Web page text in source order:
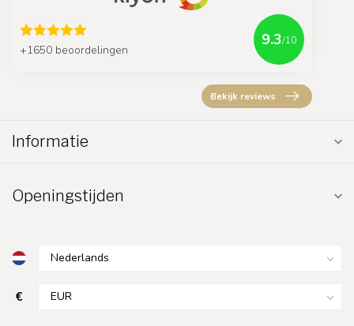
+1650 beoordelingen
9.3/10
Bekijk reviews
Informatie
Openingstijden
€